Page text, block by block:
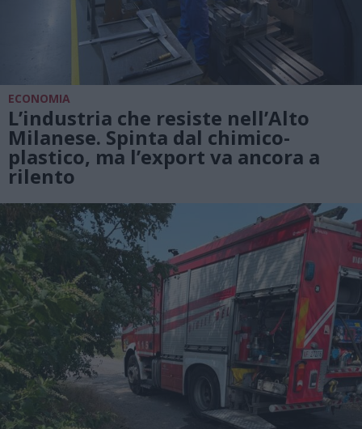
ECONOMIA
L’industria che resiste nell’Alto
Milanese. Spinta dal chimico-
plastico, ma l’export va ancora a
rilento